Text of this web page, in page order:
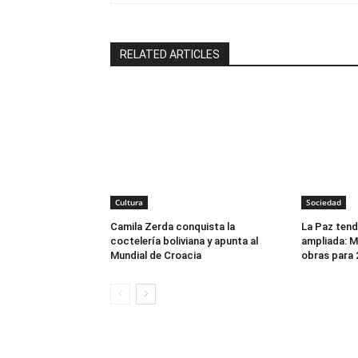
RELATED ARTICLES
Cultura
Camila Zerda conquista la
coctelería boliviana y apunta al
Mundial de Croacia
Sociedad
La Paz
ampliada:
obras para